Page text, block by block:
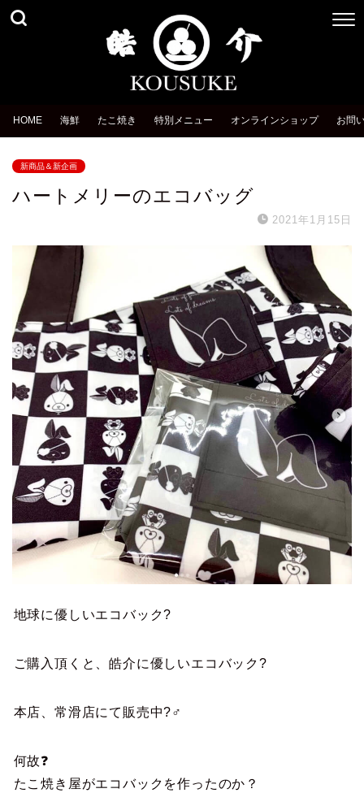
HOME 海鮮 たこ焼き 特別メニュー オンラインショップ お問
新商品＆新企画
ハートメリーのエコバッグ
2021年1月15日
地球に優しいエコバック?
ご購入頂くと、皓介に優しいエコバック?
本店、常滑店にて販売中?‍♂️
何故❓
たこ焼き屋がエコバックを作ったのか？